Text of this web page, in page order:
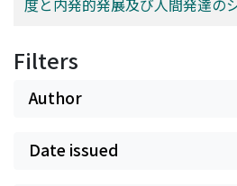
度と内発的発展及び人間発達の
Filters
Author
Date issued